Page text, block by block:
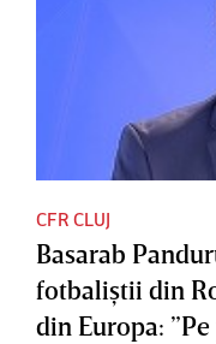
CFR CLUJ
Basarab
fotbaliştii din
din Europa: